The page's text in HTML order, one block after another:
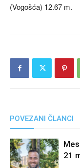
(Vogošća) 12.67 m.
POVEZANI ČLANCI
21